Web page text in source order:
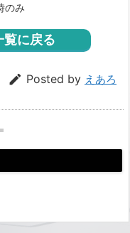
のみ
覧に戻る
 Posted by えあろ